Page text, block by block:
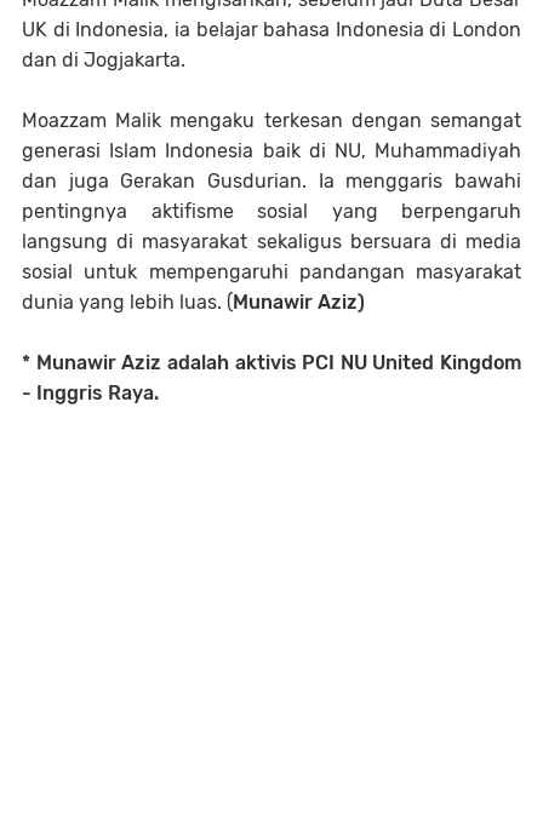
UK di Indonesia, ia belajar bahasa Indonesia di London
dan di Jogjakarta.
Moazzam Malik mengaku terkesan dengan semangat
generasi Islam Indonesia baik di NU, Muhammadiyah
dan juga Gerakan Gusdurian. Ia menggaris bawahi
pentingnya aktifisme sosial yang berpengaruh
langsung di masyarakat sekaligus bersuara di media
sosial untuk mempengaruhi pandangan masyarakat
dunia yang lebih luas. (Munawir Aziz)
* Munawir Aziz adalah aktivis PCI NU United Kingdom
- Inggris Raya.